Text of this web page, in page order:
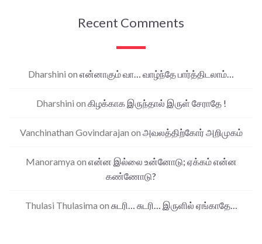
Recent Comments
Dharshini on என்னாகும் வா… வாழ்ந்தே பார்த்திடலாம்…
Dharshini on கிழக்காக இருந்தால் இருள் சேராதே !
Vanchinathan Govindarajan on அவலத்திற்கோர் அறிமுகம்
Manoramya on என்ன இல்லை உன்னோடு; ஏக்கம் என்ன
கண்ணோடு?
Thulasi Thulasima on சுடரி… சுடரி… இருளில் ஏங்காதே…